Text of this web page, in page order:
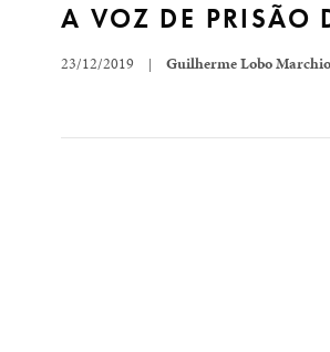
A VOZ DE PRISÃO
23/12/2019 | Guilherme Lobo